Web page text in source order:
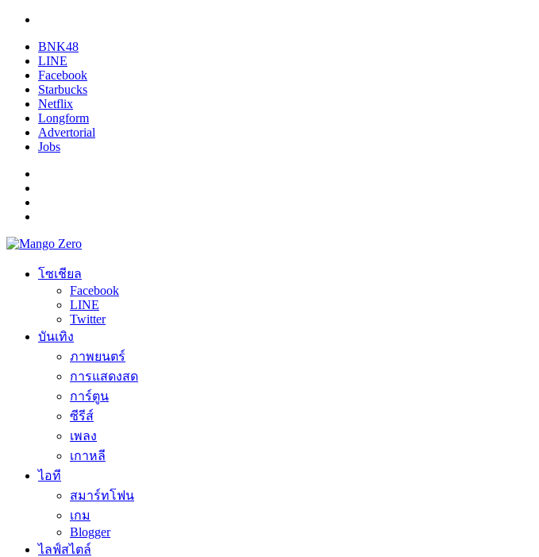
BNK48
LINE
Facebook
Starbucks
Netflix
Longform
Advertorial
Jobs
โซเชียล
Facebook
LINE
Twitter
บันเทิง
ภาพยนตร์
การแสดงสด
การ์ตูน
ซีรีส์
เพลง
เกาหลี
ไอที
สมาร์ทโฟน
เกม
Blogger
ไลฟ์สไตล์